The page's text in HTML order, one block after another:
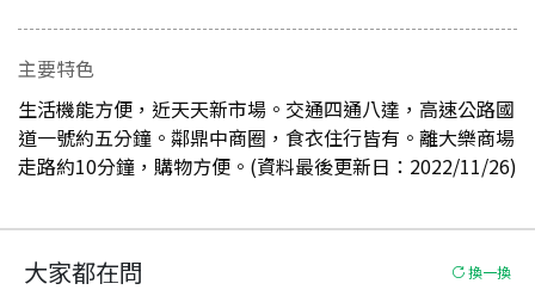
主要特色
生活機能方便，近天天新市場。交通四通八達，高速公路國
道一號約五分鐘。鄰鼎中商圈，食衣住行皆有。離大樂商場
走路約10分鐘，購物方便。(資料最後更新日：2022/11/26)
大家都在問 換一換